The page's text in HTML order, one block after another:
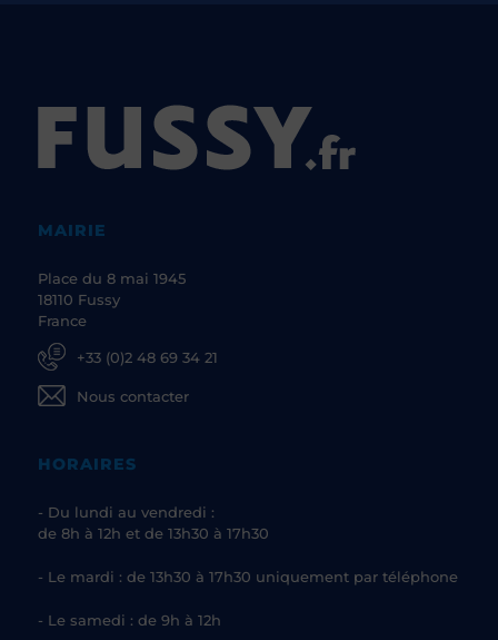
MAIRIE
Place du 8 mai 1945
18110 Fussy
France
+33 (0)2 48 69 34 21
Nous contacter
HORAIRES
- Du lundi au vendredi :
de 8h à 12h et de 13h30 à 17h30
- Le mardi : de 13h30 à 17h30 uniquement par téléphone
- Le samedi : de 9h à 12h